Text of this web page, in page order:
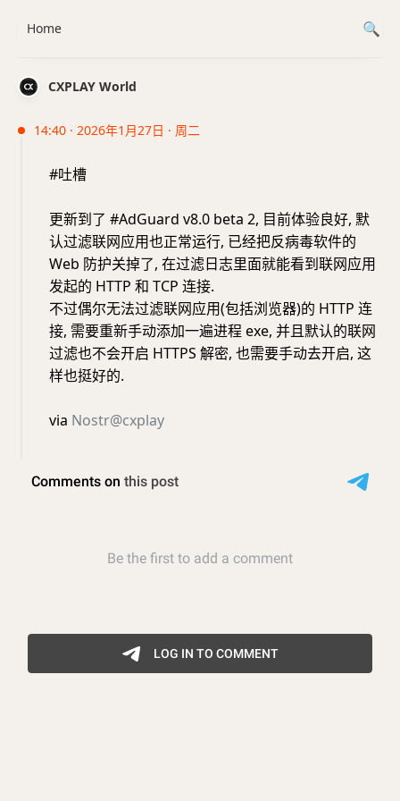
CXPLAY World
14:40 · 2026年1月27日 · 周二
#吐槽
更新到了 #AdGuard v8.0 beta 2, 目前体验良好, 默
认过滤联网应用也正常运行, 已经把反病毒软件的
Web 防护关掉了, 在过滤日志里面就能看到联网应用
发起的 HTTP 和 TCP 连接.
不过偶尔无法过滤联网应用(包括浏览器)的 HTTP 连
接, 需要重新手动添加一遍进程 exe, 并且默认的联网
过滤也不会开启 HTTPS 解密, 也需要手动去开启, 这
样也挺好的.
via Nostr@cxplay
Home